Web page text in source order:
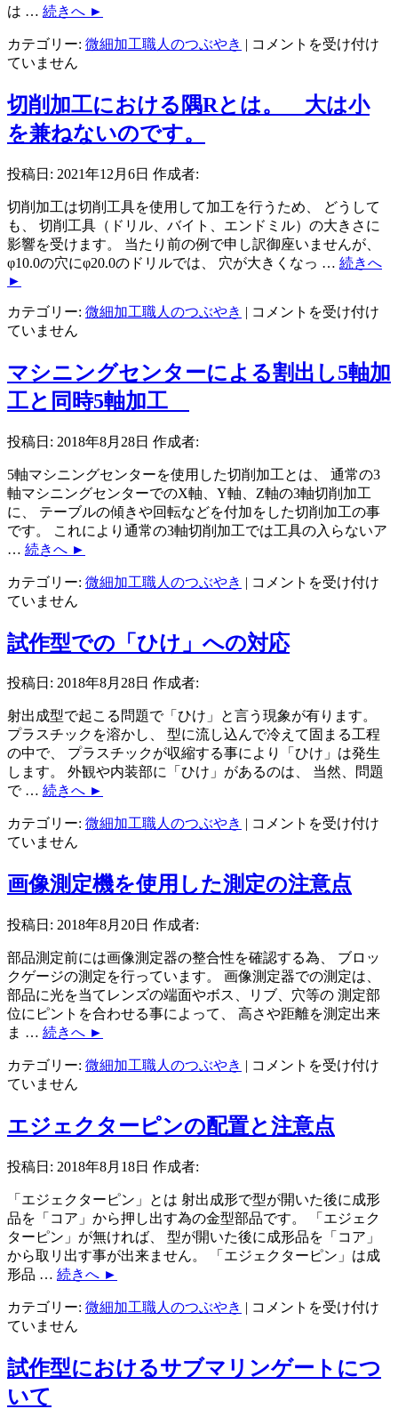
は … 続きへ ►
カテゴリー: 微細加工職人のつぶやき | 半
部
品
件
が
増
え
い
は
コメントを受け付け
ていません
切削加工における隅Rとは。 大は小
を兼ねないのです。
投稿日: 2021年12月6日 作成者:
切削加工は切削工具を使用して加工を行うため、 どうして
も、 切削工具（ドリル、バイト、エンドミル）の大きさに
影響を受けます。 当たり前の例で申し訳御座いませんが、
φ10.0の穴にφ20.0のドリルでは、 穴が大きくなっ … 続きへ
►
カテゴリー: 微細加工職人のつぶやき | 切
工
に
R
と
は。
大
を
な
す。
は
コメントを受け付け
ていません
マシニングセンターによる割出し5軸加
工と同時5軸加工
投稿日: 2018年8月28日 作成者:
5軸マシニングセンターを使用した切削加工とは、 通常の3
軸マシニングセンターでのX軸、Y軸、Z軸の3軸切削加工
に、 テーブルの傾きや回転などを付加をした切削加工の事
です。 これにより通常の3軸切削加工では工具の入らないア
… 続きへ ►
カテゴリー: 微細加工職人のつぶやき | マ
ン
グ
タ
ー
に
よ
出
軸
加
同
時
5
軸
加
は
コメントを受け付け
ていません
試作型での「ひけ」への対応
投稿日: 2018年8月28日 作成者:
射出成型で起こる問題で「ひけ」と言う現象が有ります。
プラスチックを溶かし、 型に流し込んで冷えて固まる工程
の中で、 プラスチックが収縮する事により「ひけ」は発生
します。 外観や内装部に「ひけ」があるのは、 当然、問題
で … 続きへ ►
カテゴリー: 微細加工職人のつぶやき | 試
で
の
へ
の
対
応
コメントを受け付け
ていません
画像測定機を使用した測定の注意点
投稿日: 2018年8月20日 作成者:
部品測定前には画像測定器の整合性を確認する為、 ブロッ
クゲージの測定を行っています。 画像測定器での測定は、
部品に光を当てレンズの端面やボス、リブ、穴等の 測定部
位にピントを合わせる事によって、 高さや距離を測定出来
ま … 続きへ ►
カテゴリー: 微細加工職人のつぶやき | 画
定
機
用
し
た
測
注
は
コメントを受け付け
ていません
エジェクターピンの配置と注意点
投稿日: 2018年8月18日 作成者:
「エジェクターピン」とは 射出成形で型が開いた後に成形
品を「コア」から押し出す為の金型部品です。 「エジェク
ターピン」が無ければ、 型が開いた後に成形品を「コア」
から取リ出す事が出来ません。 「エジェクターピン」は成
形品 … 続きへ ►
カテゴリー: 微細加工職人のつぶやき | エ
ク
タ
コメントを受け付け
ていません
試作型におけるサブマリンゲートにつ
いて